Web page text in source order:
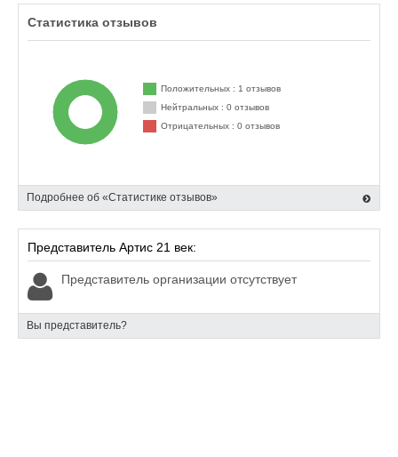
Артис 21 век находится по адресу Зеленоград д. Елино, вы
можете поделиться впечатлением от посещения данного
заведения с будущими посетителями.
Статистика отзывов
Положительных : 1 отзывов
Нейтральных : 0 отзывов
Отрицательных : 0 отзывов
Подробнее об «Статистике отзывов»
Представитель Артис 21 век:
Представитель организации отсутствует
Вы представитель?